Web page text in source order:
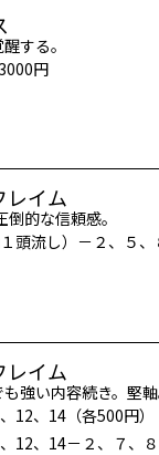
する。
円
イム
的な信頼感。
頭流し）－２、５、
イム
強い内容続き。堅軸
12、14（各500円）
12、14－２、７、